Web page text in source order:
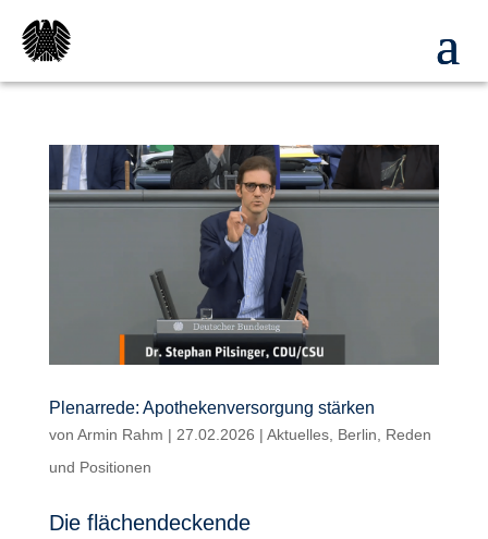
Plenarrede: Apothekenversorgung stärken
von Armin Rahm | 27.02.2026 | Aktuelles, Berlin
Reden
und Positionen
Die flächendeckende